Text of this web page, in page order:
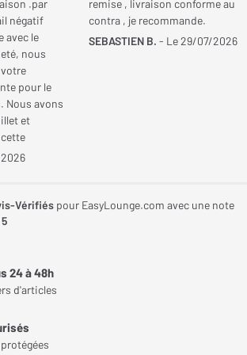
ce support assure une fixation stable
étendue avec de nombreux
OCM818-RU bénéficie d’une conception
salle de classe ou d’un espace home-
modèles de projecteurs.
pour un alignement optimal
image parfaitement positionnée, le support
JE DONNE MON AVIS
.par
négatif
avec le
nous
pour le
Nous avons
et
remise , livraison conforme au
contra , je recommande.
SEBASTIEN B. - Le 29/07/2026
Vérifiés pour EasyLounge.com avec une note
24 à 48h
d'articles